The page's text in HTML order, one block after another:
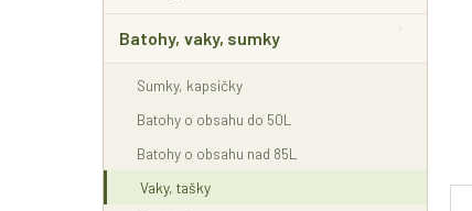
Batohy, vaky, sumky
Sumky, kapsičky
Batohy o obsahu do 50L
Batohy o obsahu nad 85L
Vaky, tašky